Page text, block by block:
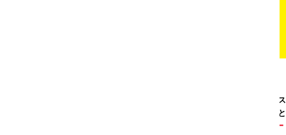
。ガソリンス
タンドや整備工場の既存インフラを活用すること
リー